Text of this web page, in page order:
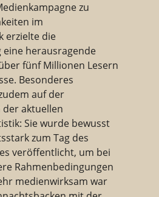
zu
im
erzielte die
eine herausragende
fünf Millionen Lesern
Besonderes
auf der
aktuellen
Sie wurde bewusst
zum Tag des
veröffentlicht, um bei
Rahmenbedingungen
medienwirksam war